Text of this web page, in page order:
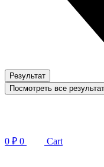
Результат
Посмотреть все
0 ₽ 0 Cart